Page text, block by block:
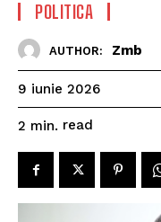
POLITICA
AUTHOR: Zmb
9 iunie 2026
2 min. read